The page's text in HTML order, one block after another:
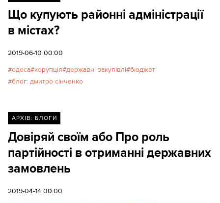
Що купують районні адміністрації
в містах?
2019-06-10 00:00
одеса корупція державні закупівлі бюджет
блог: дмитро сінченко
АРХІВ: БЛОГИ
Довіряй своїм або Про роль
партійності в отриманні державних
замовлень
2019-04-14 00:00